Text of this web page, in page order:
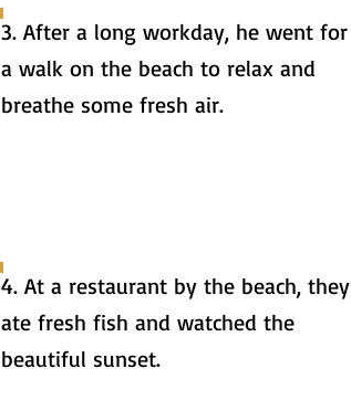
3. After a long workday, he went for
a walk on the beach to relax and
breathe some fresh air.
4. At a restaurant by the beach, they
ate fresh fish and watched the
beautiful sunset.